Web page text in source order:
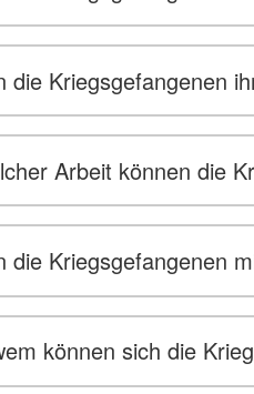
die Kriegsgefangenen
Arbeit können die
die Kriegsgefangenen
können sich die